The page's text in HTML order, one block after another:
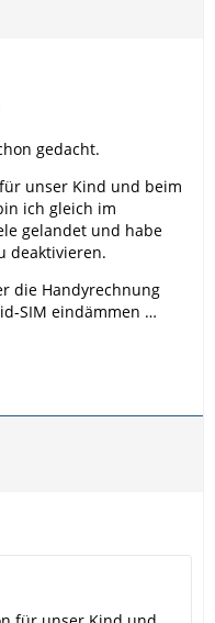
gedacht.
unser Kind und beim
ich gleich im
gelandet und habe
deaktivieren.
die Handyrechnung
SIM eindämmen …